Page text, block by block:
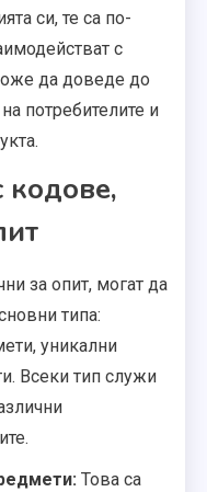
си, те са по-
с
да доведе до
потребителите и
кодове,
за опит, могат да
типа:
уникални
Всеки тип служи
Това са